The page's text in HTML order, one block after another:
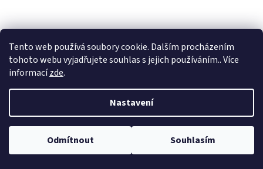
Tento web používá soubory cookie. Dalším procházením
tohoto webu vyjadřujete souhlas s jejich používáním.. Více
informacízde.
Nastavení
Odmítnout Souhlasím